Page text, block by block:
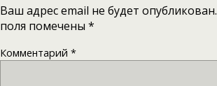
Ваш адрес email не будет опубликован.
поля помечены *
Комментарий *